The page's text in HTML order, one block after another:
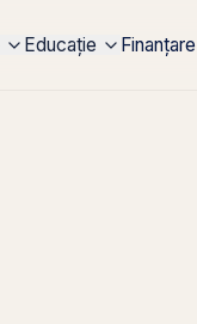
Educație